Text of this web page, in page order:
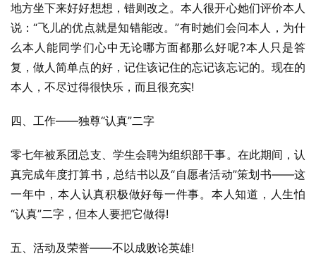
地方坐下来好好想想，错则改之。本人很开心她们评价本人
说：“飞儿的优点就是知错能改。”有时她们会问本人，为什
么本人能同学们心中无论哪方面都那么好呢?本人只是答
复，做人简单点的好，记住该记住的忘记该忘记的。现在的
本人，不尽过得很快乐，而且很充实!
四、工作——独尊“认真”二字
零七年被系团总支、学生会聘为组织部干事。在此期间，认
真完成年度打算书，总结书以及“自愿者活动”策划书——这
一年中，本人认真积极做好每一件事。本人知道，人生怕
“认真”二字，但本人要把它做得!
五、活动及荣誉——不以成败论英雄!